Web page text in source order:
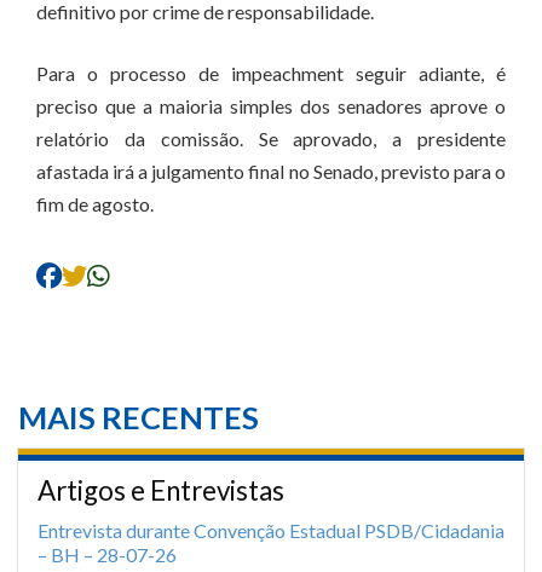
definitivo por crime de responsabilidade.
Para o processo de impeachment seguir adiante, é
preciso que a maioria simples dos senadores aprove o
relatório da comissão. Se aprovado, a presidente
afastada irá a julgamento final no Senado, previsto para o
fim de agosto.
MAIS RECENTES
Artigos e Entrevistas
Entrevista durante Convenção Estadual PSDB/Cidadania
– BH – 28-07-26